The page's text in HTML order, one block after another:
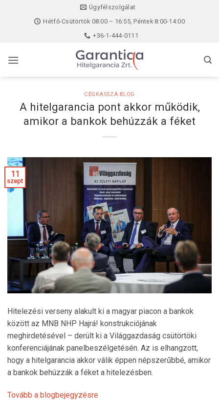
Ügyfélszolgálat
Hétfő-Csütörtök 08:00 – 16:55, Péntek 8:00-14:00
+36-1-444-0111
CÉGKASSZA BLOG
A hitelgarancia pont akkor működik,
amikor a bankok behúzzák a féket
11
szept
Hitelezési verseny alakult ki a magyar piacon a bankok
között az MNB NHP Hajrá! konstrukciójának
meghirdetésével – derült ki a Világgazdaság csütörtöki
konferenciájának panelbeszélgetésén. Az is elhangzott,
hogy a hitelgarancia akkor válik éppen népszerűbbé, amikor
a bankok behúzzák a féket a hitelezésben.
Tovább a blogbejegyzésre